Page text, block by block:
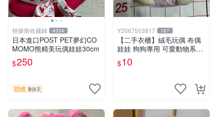
桃樂斯收藏鋪 4334
日本進口POST PET夢幻CO
MOMO熊精美玩偶娃娃30cm
$250
競標 剩8天
Y2067503817 167
【二手衣櫃】絨毛玩偶 布偶
娃娃 狗狗專用 可愛動物系列
耐咬耐磨玩具 玩偶 粉紅熊寵
物玩具 1120929
$10